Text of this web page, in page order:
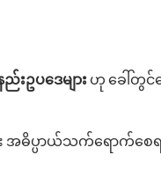
ည်းဥပ‌ဒေများ ဟု ‌ခေါ်တွင်‌
အဓိပ္ပာယ်သက်‌ရောက်‌စေ